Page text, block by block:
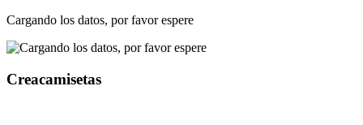
Cargando los datos, por favor espere
Creacamisetas